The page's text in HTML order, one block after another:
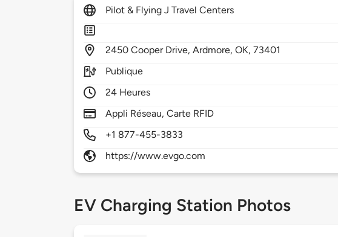
Pilot & Flying J Travel Centers
2450Cooper Drive,Ardmore,OK,73401
Publique
24 Heures
Appli Réseau, Carte RFID
+1 877-455-3833
https://www.evgo.com
EV Charging Station Photos